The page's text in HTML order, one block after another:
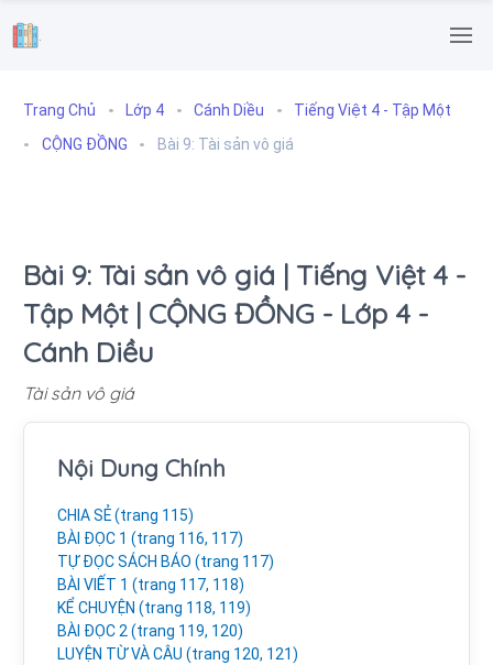
.
Trang Chủ Lớp 4 Cánh Diều
Tiếng Việt 4 - Tập Một
CỘNG ĐỒNG
Bài 9: Tài sản vô giá
Bài 9: Tài sản vô giá | Tiếng Việt 4 -
Tập Một | CỘNG ĐỒNG - Lớp 4 -
Cánh Diều
Tài sản vô giá
Nội Dung Chính
CHIA SẺ (trang 115)
BÀI ĐỌC 1 (trang 116, 117)
TỰ ĐỌC SÁCH BÁO (trang 117)
BÀI VIẾT 1 (trang 117, 118)
KỂ CHUYỆN (trang 118, 119)
BÀI ĐỌC 2 (trang 119, 120)
LUYỆN TỪ VÀ CÂU (trang 120, 121)